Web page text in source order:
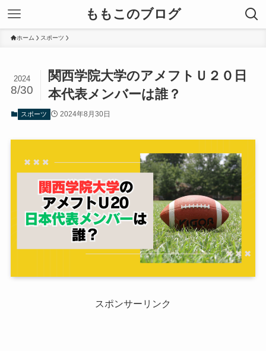
ももこのブログ
ホーム スポーツ
関西学院大学のアメフトＵ２０日
本代表メンバーは誰？
2024
8/30
スポーツ 2024年8月30日
スポンサーリンク